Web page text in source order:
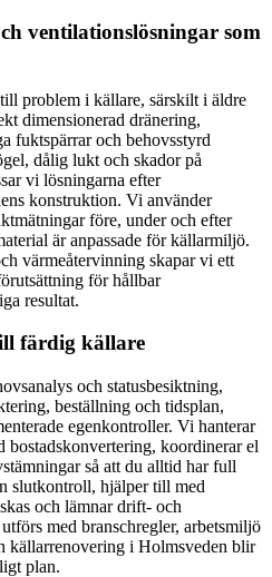
ventilationslösningar som
problem i källare, särskilt i äldre
dimensionerad dränering,
fuktspärrar och behovsstyrd
dålig lukt och skador på
vi lösningarna efter
konstruktion. Vi använder
före, under och efter
är anpassade för källarmiljö.
värmeåtervinning skapar vi ett
för hållbar
resultat.
färdig källare
och statusbesiktning,
beställning och tidsplan,
egenkontroller. Vi hanterar
koordinerar el
så att du alltid har full
slutkontroll, hjälper till med
och lämnar drift- och
med branschregler, arbetsmiljö
källarrenovering i Holmsveden blir
plan.